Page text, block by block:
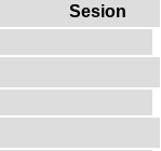
Sesion